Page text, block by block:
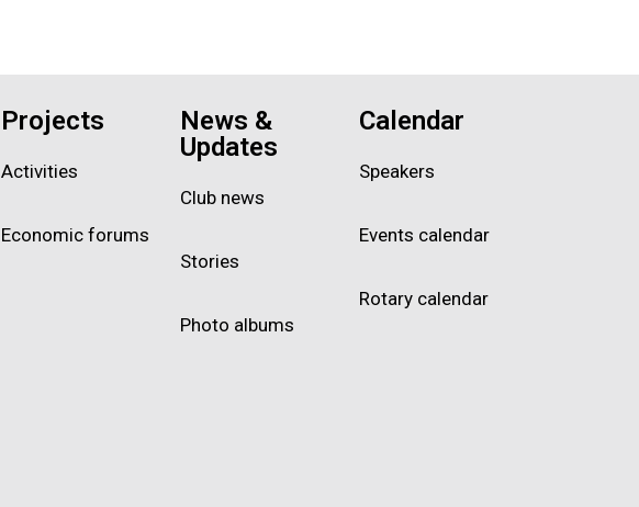
Projects
Activities
Economic forums
News &
Updates
Club news
Stories
Photo albums
Calendar
Speakers
Events calendar
Rotary calendar